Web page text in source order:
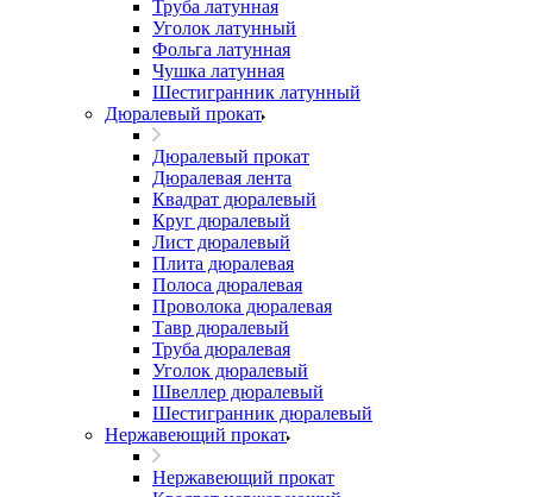
Труба латунная
Уголок латунный
Фольга латунная
Чушка латунная
Шестигранник латунный
Дюралевый прокат
Дюралевый прокат
Дюралевая лента
Квадрат дюралевый
Круг дюралевый
Лист дюралевый
Плита дюралевая
Полоса дюралевая
Проволока дюралевая
Тавр дюралевый
Труба дюралевая
Уголок дюралевый
Швеллер дюралевый
Шестигранник дюралевый
Нержавеющий прокат
Нержавеющий прокат